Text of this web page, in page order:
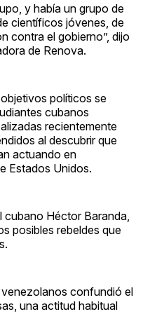
y había un grupo de
científicos jóvenes, de
contra el gobierno”, dijo
de Renova.
políticos se
cubanos
recientemente
al descubrir que
actuando en
Estados Unidos.
cubano Héctor Baranda,
posibles rebeldes que
confundió el
una actitud habitual